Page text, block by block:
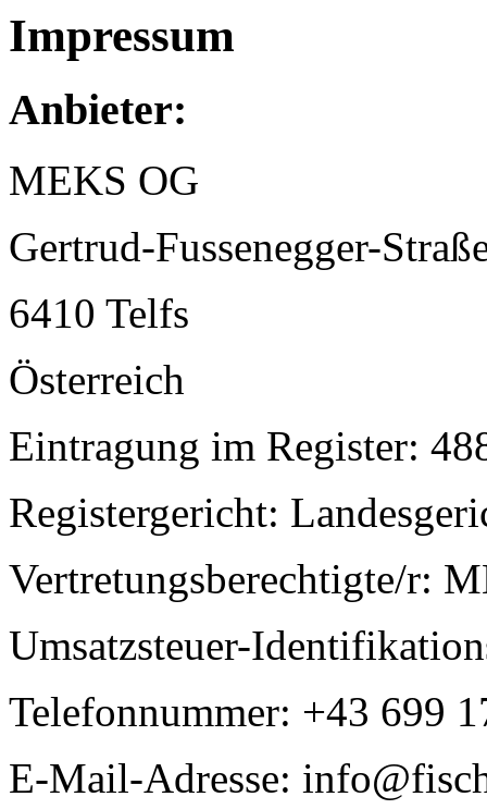
Impressum
Anbieter:
MEKS OG
Gertrud-Fussenegger-
6410 Telfs
Österreich
Eintragung im Register:
Registergericht:
Vertretungsberechtigte/r:
Umsatzsteuer-
Telefonnummer: +43 699
E-Mail-Adresse: